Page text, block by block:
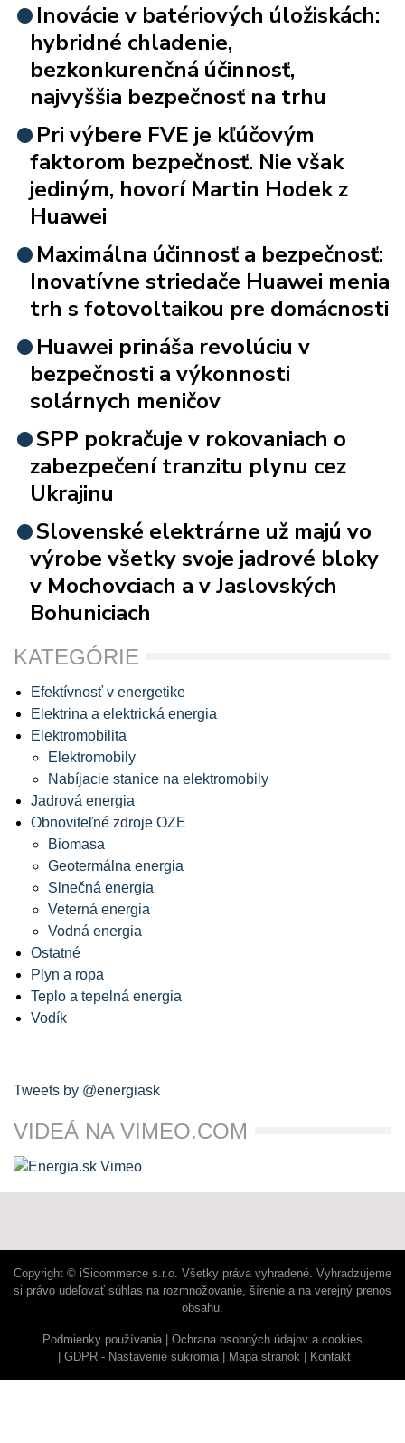
Inovácie v batériových úložiskách:
hybridné chladenie,
bezkonkurenčná účinnosť,
najvyššia bezpečnosť na trhu
Pri výbere FVE je kľúčovým
faktorom bezpečnosť. Nie však
jediným, hovorí Martin Hodek z
Huawei
Maximálna účinnosť a bezpečnosť:
Inovatívne striedače Huawei menia
trh s fotovoltaikou pre domácnosti
Huawei prináša revolúciu v
bezpečnosti a výkonnosti
solárnych meničov
SPP pokračuje v rokovaniach o
zabezpečení tranzitu plynu cez
Ukrajinu
Slovenské elektrárne už majú vo
výrobe všetky svoje jadrové bloky
v Mochovciach a v Jaslovských
Bohuniciach
KATEGÓRIE
Efektívnosť v energetike
Elektrina a elektrická energia
Elektromobilita
Elektromobily
Nabíjacie stanice na elektromobily
Jadrová energia
Obnoviteľné zdroje OZE
Biomasa
Geotermálna energia
Slnečná energia
Veterná energia
Vodná energia
Ostatné
Plyn a ropa
Teplo a tepelná energia
Vodík
Tweets by @energiask
VIDEÁ NA VIMEO.COM
Copyright © iSicommerce s.r.o. Všetky práva vyhradené. Vyhradzujeme
si právo udeľovať súhlas na rozmnožovanie, šírenie a na verejný prenos
obsahu.
Podmienky používania
Ochrana osobných údajov a cookies
GDPR - Nastavenie sukromia
Mapa stránok Kontakt